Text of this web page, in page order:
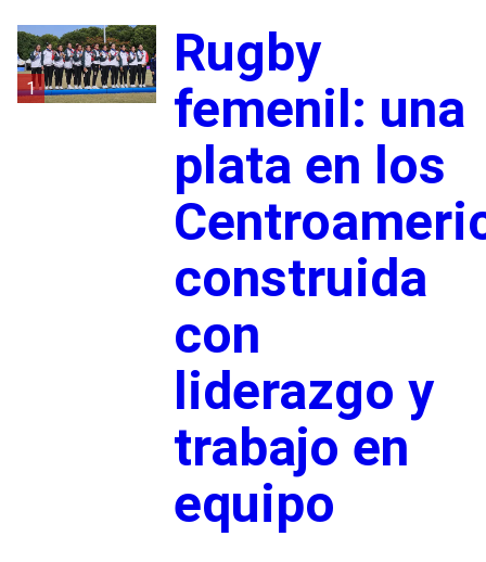
1
Rugby
femenil: una
plata en los
construida
con
liderazgo y
trabajo en
equipo